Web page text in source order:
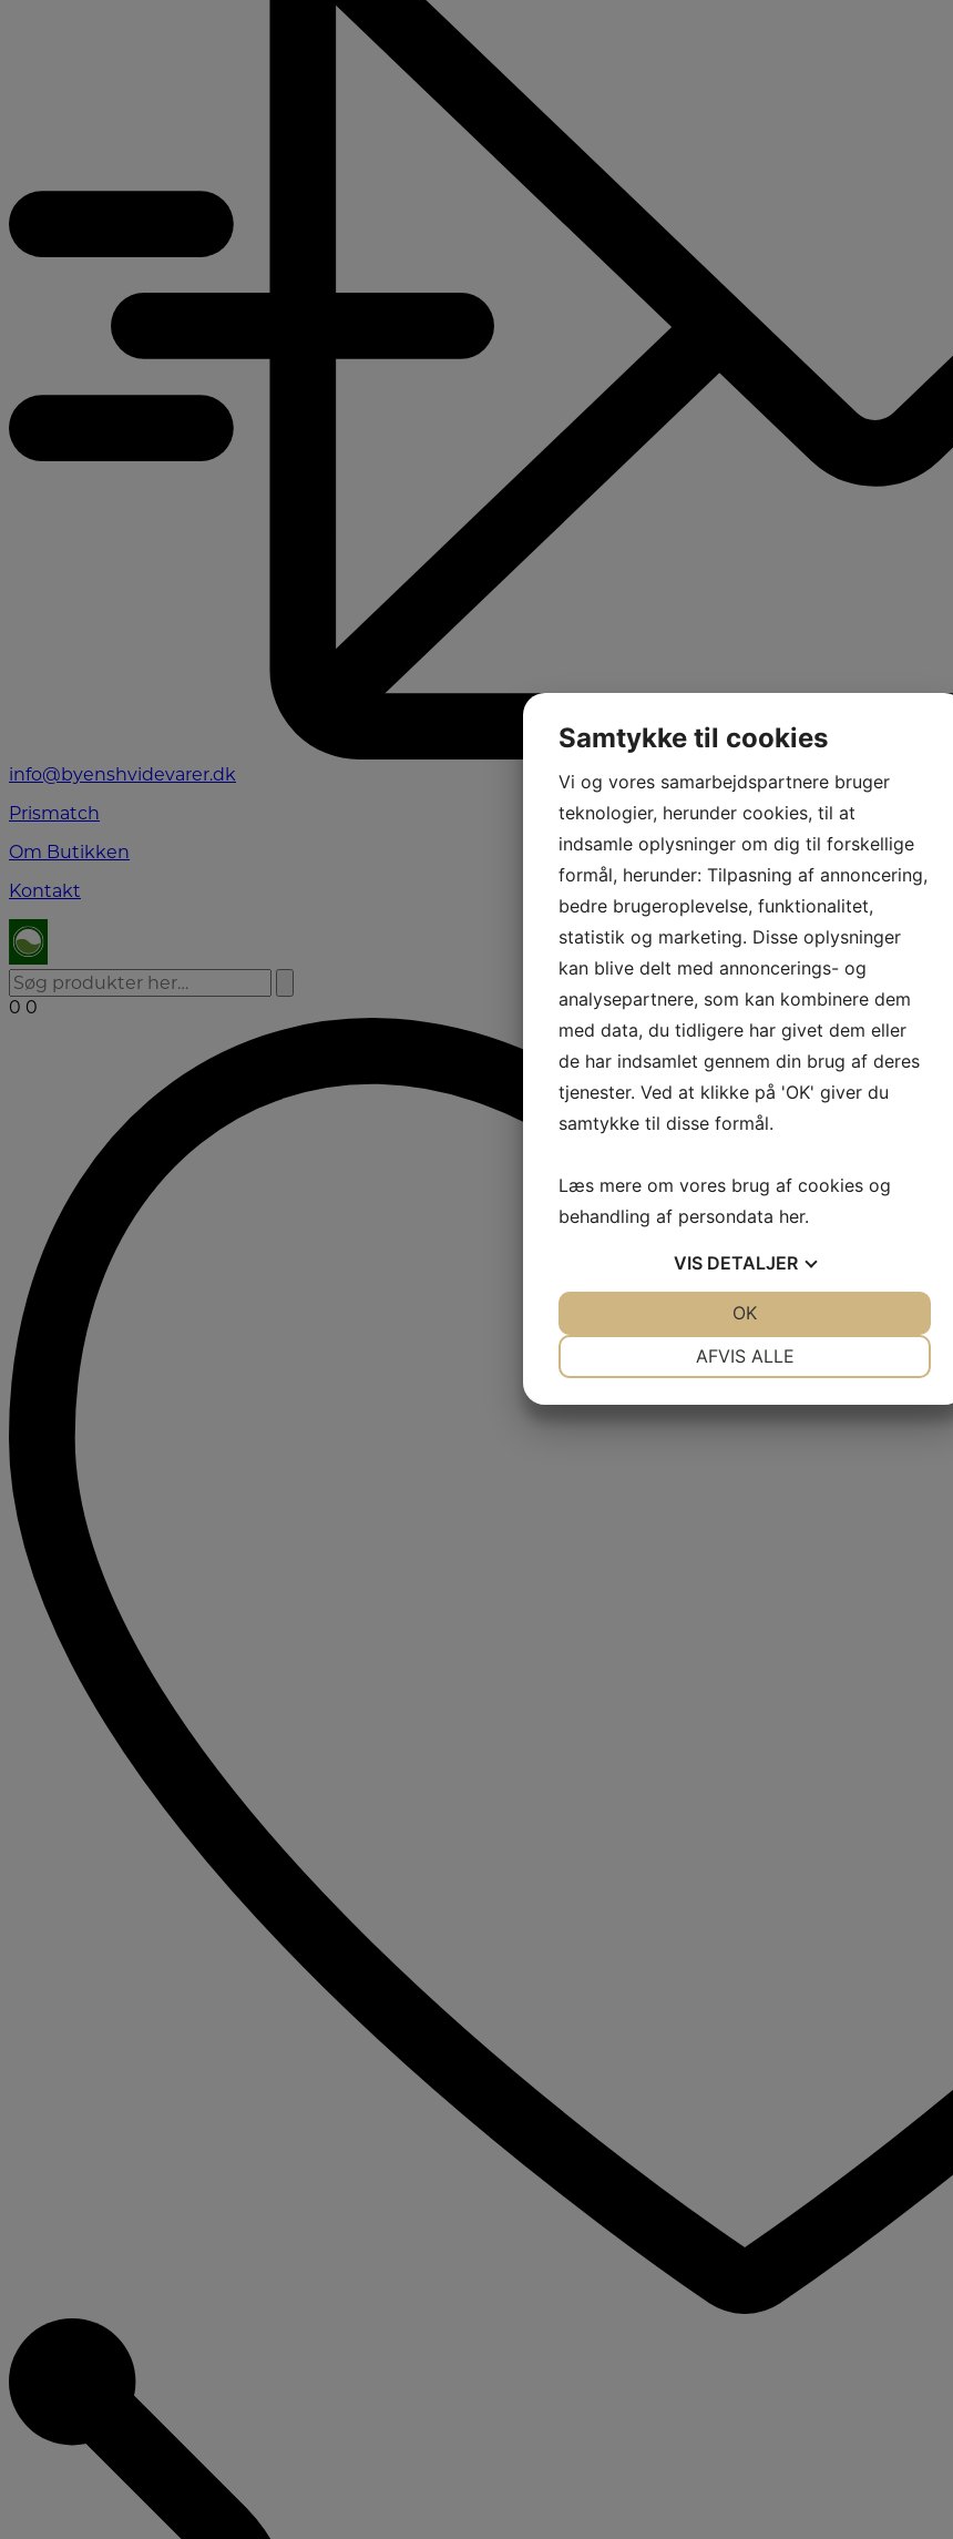
info@byenshvidevarer.dk
Prismatch
Om Butikken
Kontakt
0 0
Samtykke til cookies
Vi og vores samarbejdspartnere bruger
teknologier, herunder cookies, til at
indsamle oplysninger om dig til forskellige
formål, herunder: Tilpasning af annoncering,
bedre brugeroplevelse, funktionalitet,
statistik og marketing. Disse oplysninger
kan blive delt med annoncerings- og
analysepartnere, som kan kombinere dem
med data, du tidligere har givet dem eller
de har indsamlet gennem din brug af deres
tjenester. Ved at klikke på 'OK' giver du
samtykke til disse formål.
Læs mere om vores brug af cookies og
behandling af persondata her.
VIS DETALJER
AFVIS ALLE
OK